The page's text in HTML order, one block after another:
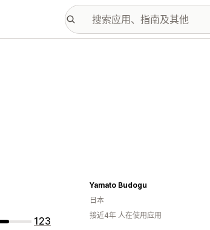
123
Yamato Budogu
日本
接近4年 人在使用应用